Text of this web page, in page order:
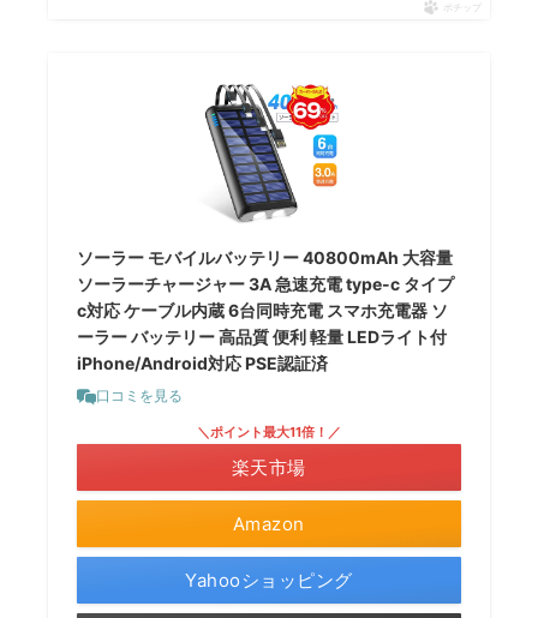
ポチップ
ソーラー モバイルバッテリー 40800mAh 大容量
ソーラーチャージャー 3A 急速充電 type-c タイプ
c対応 ケーブル内蔵 6台同時充電 スマホ充電器 ソ
ーラー バッテリー 高品質 便利 軽量 LEDライト付
iPhone/Android対応 PSE認証済
口コミを見る
Amazon
＼ポイント最大11倍！／
楽天市場
Yahooショッピング